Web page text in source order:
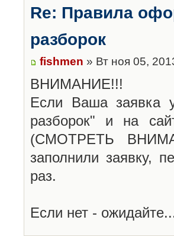
Re: Правила
разборок
fishmen » Вт ноя 05,
ВНИМАНИЕ!!!
Если Ваша заявка
разборок" и на
(СМОТРЕТЬ
заполнили заявку,
раз.
Если нет -